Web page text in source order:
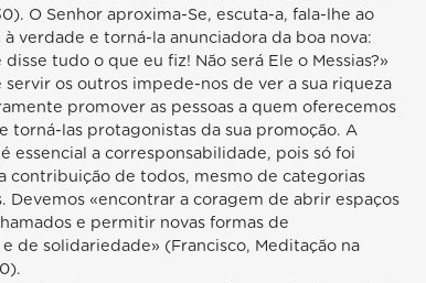
O Senhor aproxima-Se, escuta-a, fala-lhe ao
verdade e torná-la anunciadora da boa nova:
tudo o que eu fiz! Não será Ele o Messias?»
os outros impede-nos de ver a sua riqueza
promover as pessoas a quem oferecemos
torná-las protagonistas da sua promoção. A
essencial a corresponsabilidade, pois só foi
contribuição de todos, mesmo de categorias
«encontrar a coragem de abrir espaços
e permitir novas formas de
de solidariedade» (Francisco, Meditação na